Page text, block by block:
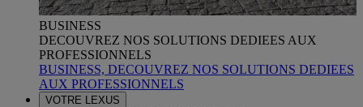
BUSINESS
DECOUVREZ NOS SOLUTIONS DEDIEES AUX
PROFESSIONNELS
BUSINESS, DECOUVREZ NOS SOLUTIONS DEDIEES
AUX PROFESSIONNELS
VOTRE LEXUS